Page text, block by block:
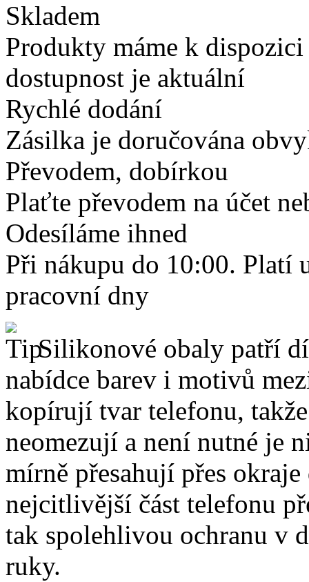
Skladem
Produkty máme k
dostupnost je aktuální
Rychlé dodání
Zásilka je doručována
Převodem, dobírkou
Plaťte převodem na účet
Odesíláme ihned
Při nákupu do 10:00. Platí
pracovní dny
Silikonové obaly patří
nabídce barev i motivů
kopírují tvar telefonu,
neomezují a není nutné je
mírně přesahují přes
nejcitlivější část telefonu
tak spolehlivou ochranu v
ruky.